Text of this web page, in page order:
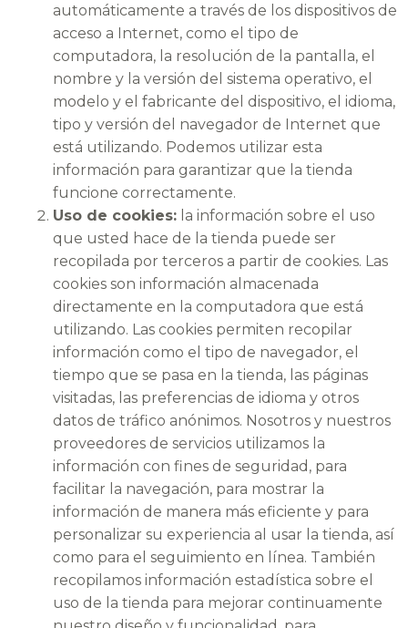
automáticamente a través de los dispositivos de
acceso a Internet, como el tipo de
computadora, la resolución de la pantalla, el
nombre y la versión del sistema operativo, el
modelo y el fabricante del dispositivo, el idioma,
tipo y versión del navegador de Internet que
está utilizando. Podemos utilizar esta
información para garantizar que la tienda
funcione correctamente.
Uso de cookies: la información sobre el uso
que usted hace de la tienda puede ser
recopilada por terceros a partir de cookies. Las
cookies son información almacenada
directamente en la computadora que está
utilizando. Las cookies permiten recopilar
información como el tipo de navegador, el
tiempo que se pasa en la tienda, las páginas
visitadas, las preferencias de idioma y otros
datos de tráfico anónimos. Nosotros y nuestros
proveedores de servicios utilizamos la
información con fines de seguridad, para
facilitar la navegación, para mostrar la
información de manera más eficiente y para
personalizar su experiencia al usar la tienda, así
como para el seguimiento en línea. También
recopilamos información estadística sobre el
uso de la tienda para mejorar continuamente